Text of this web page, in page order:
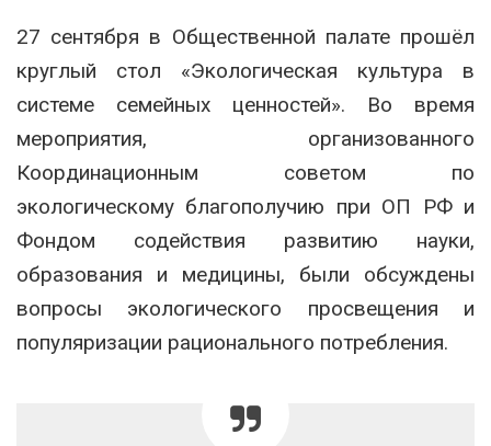
27 сентября в Общественной палате прошёл
круглый стол «Экологическая культура в
системе семейных ценностей». Во время
мероприятия, организованного
Координационным советом по
экологическому благополучию при ОП РФ и
Фондом содействия развитию науки,
образования и медицины, были обсуждены
вопросы экологического просвещения и
популяризации рационального потребления.